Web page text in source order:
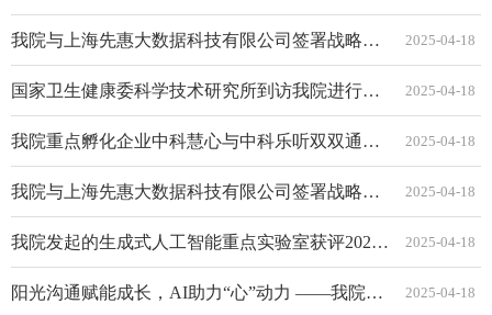
我院与上海先惠大数据科技有限公司签署战略合作协议 共促道路交通安全管理创新 2025-04-18
国家卫生健康委科学技术研究所到访我院进行调研座谈 2025-04-18
我院重点孵化企业中科慧心与中科乐听双双通过山东省创新型中小企业认定 2025-04-18
我院与上海先惠大数据科技有限公司签署战略合作协议 共促道路交通安全管理创新 2025-04-18
我院发起的生成式人工智能重点实验室获评2024年度济南市重点实验室 2025-04-18
阳光沟通赋能成长，AI助力“心”动力 ——我院成功举办中学生人际关系与积极心理学主题讲座 2025-04-18